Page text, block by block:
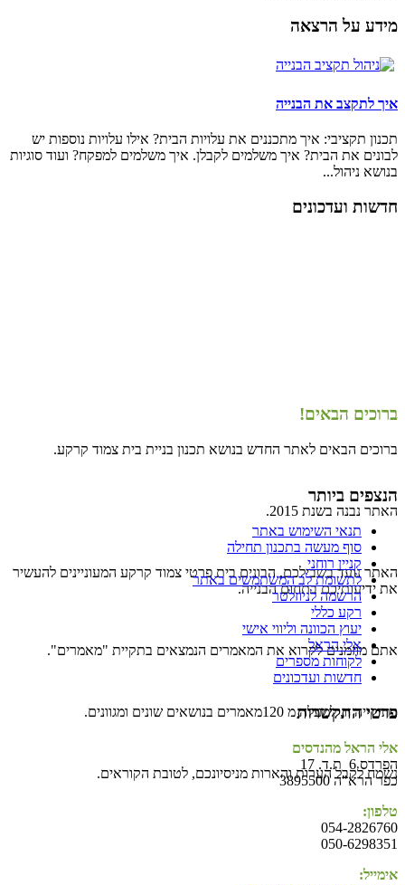
מידע על הרצאה
איך לתקצב את הבנייה
תכנון תקציבי: איך מתכננים את עלויות הבית? אילו עלויות נוספות יש
לבונים את הבית? איך משלמים לקבלן. איך משלמים למפקח? ועוד סוגיות
בנושא ניהול...
חדשות ועדכונים
ברוכים הבאים!
ברוכים הבאים לאתר החדש בנושא תכנון בניית בית צמוד קרקע.
האתר נבנה בשנת 2015.
האתר נועד בשבילכם, הבונים בית פרטי צמוד קרקע המעוניינים להעשיר
את ידיעותיכם בתחום הבנייה.
אתם מוזמנים לקרוא את המאמרים הנמצאים בתקיית "מאמרים".
בתיקייה זו, למעלה מ 120מאמרים בנושאים שונים ומגוונים.
נשמח לקבל הערות והארות מניסיונכם, לטובת הקוראים.
הנצפים ביותר
תנאי השימוש באתר
סוף מעשה בתכנון תחילה
קניין רוחני
לתשומת לב המשתמשים באתר
הרשמה לניוזלטר
רקע כללי
יעוץ הכוונה וליווי אישי
אלי הראל
לקוחות מספרים
חדשות ועדכונים
פרטי התקשרות
אלי הראל מהנדסים
הפרדס 6 ת.ד. 17
כפר הרא"ה 3895500
טלפון:
054-2826760
050-6298351
אימייל: